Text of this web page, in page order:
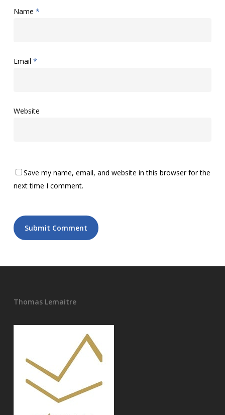
Name *
Email *
Website
Save my name, email, and website in this browser for the
next time I comment.
Thomas Lemaitre